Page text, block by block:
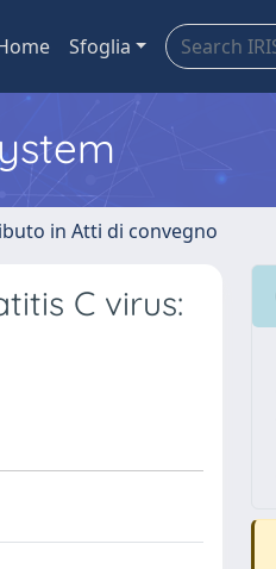
Sfoglia
in Atti di convegno
C virus: